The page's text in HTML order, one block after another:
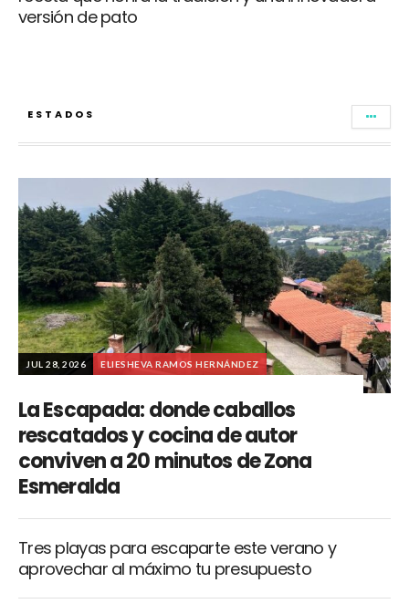
versión de pato
ESTADOS
JUL 28, 2026 ELIESHEVA RAMOS HERNÁNDEZ
La Escapada: donde caballos
rescatados y cocina de autor
conviven a 20 minutos de Zona
Esmeralda
Tres playas para escaparte este verano y
aprovechar al máximo tu presupuesto